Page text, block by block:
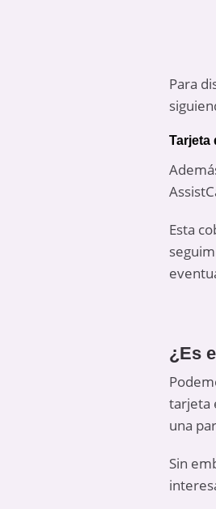
Para
Tarjeta
Esta
¿Es
tarjeta
una
Sin